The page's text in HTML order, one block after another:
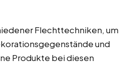
Flechttechniken, um
und
Produkte bei diesen